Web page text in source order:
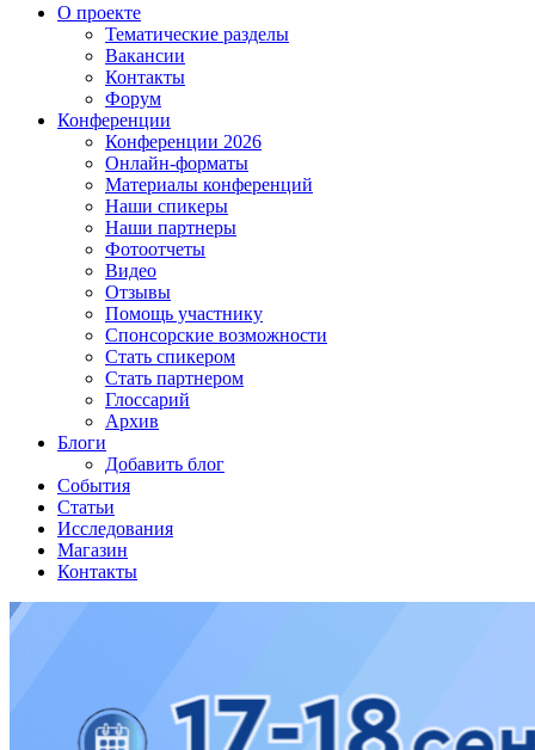
О проекте
Тематические разделы
Вакансии
Контакты
Форум
Конференции
Конференции 2026
Онлайн-форматы
Материалы конференций
Наши спикеры
Наши партнеры
Фотоотчеты
Видео
Отзывы
Помощь участнику
Спонсорские возможности
Стать спикером
Стать партнером
Глоссарий
Архив
Блоги
Добавить блог
События
Статьи
Исследования
Магазин
Контакты